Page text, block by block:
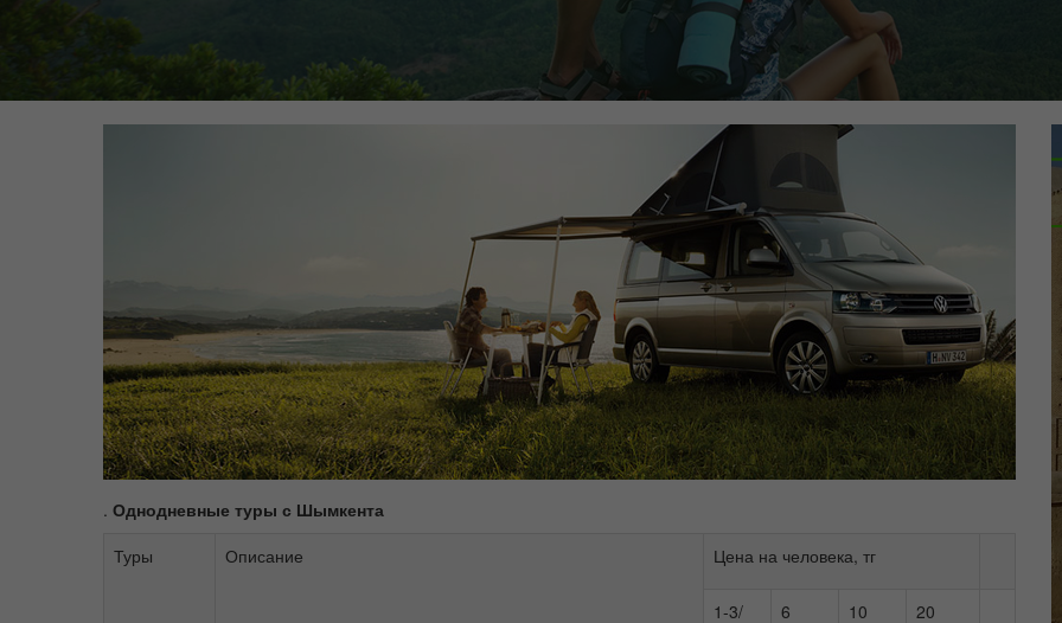
. Однодневные туры с Шымкента
Туры
Описание Цена на человека, тг
1-3/
6 10 20